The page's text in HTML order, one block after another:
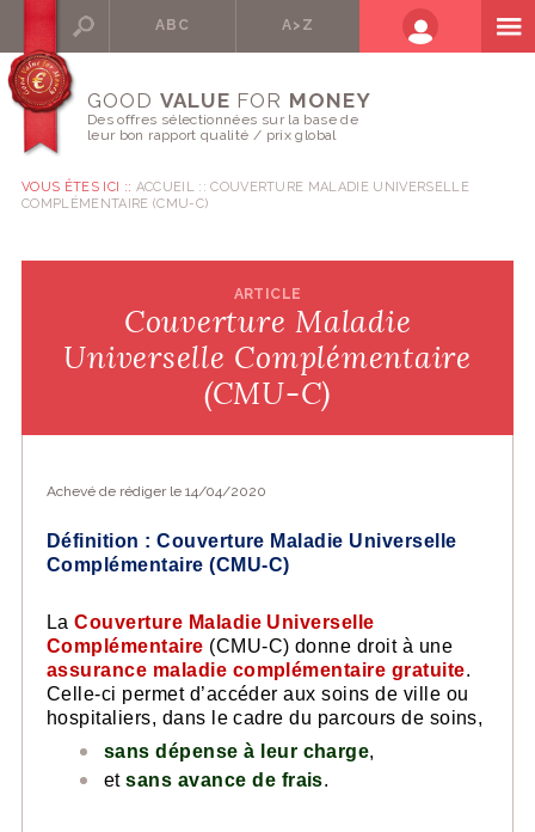
ABC A>Z
GOOD VALUE FOR MONEY
Des offres sélectionnées sur la base de
leur bon rapport qualité / prix global
VOUS ÊTES ICI :: ACCUEIL
COUVERTURE MALADIE UNIVERSELLE
COMPLÉMENTAIRE (CMU-C)
ARTICLE
Couverture Maladie
Universelle Complémentaire
(CMU-C)
Achevé de rédiger le 14/04/2020
Définition : Couverture Maladie Universelle
Complémentaire (CMU-C)
LaCouverture Maladie Universelle
Complémentaire (CMU-C) donne droit à une
assurance maladie complémentaire gratuite.
Celle-ci permet d’accéder aux soins de ville ou
hospitaliers, dans le cadre du parcours de soins,
sans dépense à leur charge,
etsans avance de frais.